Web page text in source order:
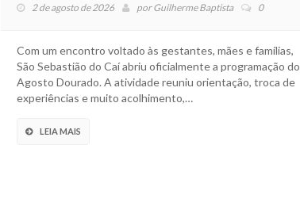
2 de agosto de 2026 porGuilherme Baptista 0
Com um encontro voltado às gestantes, mães e famílias,
São Sebastião do Caí abriu oficialmente a programação do
Agosto Dourado. A atividade reuniu orientação, troca de
experiências e muito acolhimento,…
LEIA MAIS